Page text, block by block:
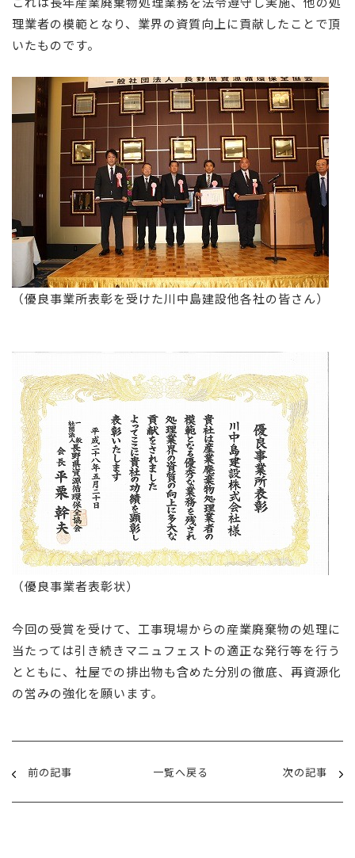
理業者の模範となり、業界の資質向上に貢献したことで頂
いたものです。
（優良事業所表彰を受けた川中島建設他各社の皆さん）
（優良事業者表彰状）
今回の受賞を受けて、工事現場からの産業廃棄物の処理に
当たっては引き続きマニュフェストの適正な発行等を行う
とともに、社屋での排出物も含めた分別の徹底、再資源化
の営みの強化を願います。
前の記事 一覧へ戻る 次の記事